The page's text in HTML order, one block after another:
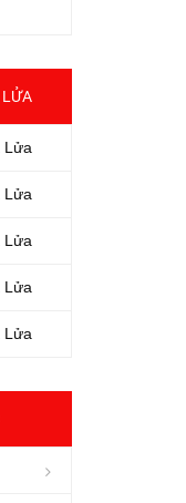
LỬA
Lửa
Lửa
Lửa
Lửa
Lửa